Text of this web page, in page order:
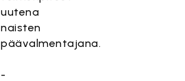
uutena
naisten
päävalmentajana.
-